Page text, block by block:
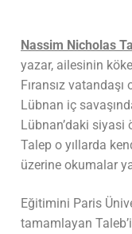
Nassim Nicholas
yazar, ailesinin
Fıransız
Lübnan iç
Lübnan’daki siyasi
Talep o yıllarda
üzerine okumalar
Eğitimini Paris
tamamlayan